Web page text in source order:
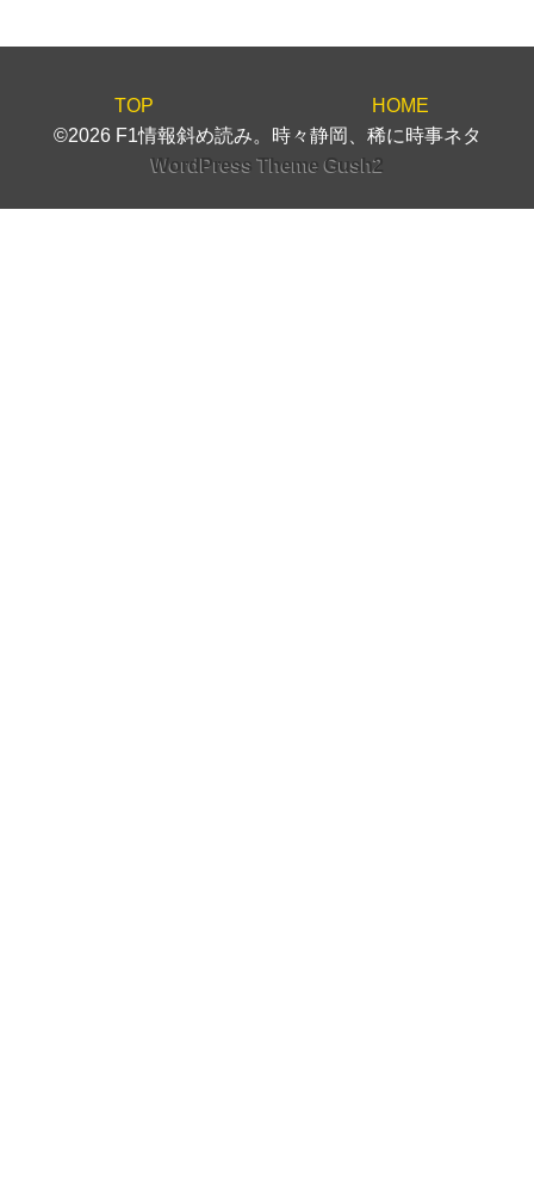
TOP
HOME
©2026 F1情報斜め読み。時々静岡、稀に時事ネタ
WordPress Theme Gush2